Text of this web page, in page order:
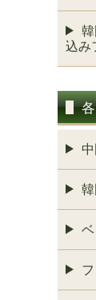
込み